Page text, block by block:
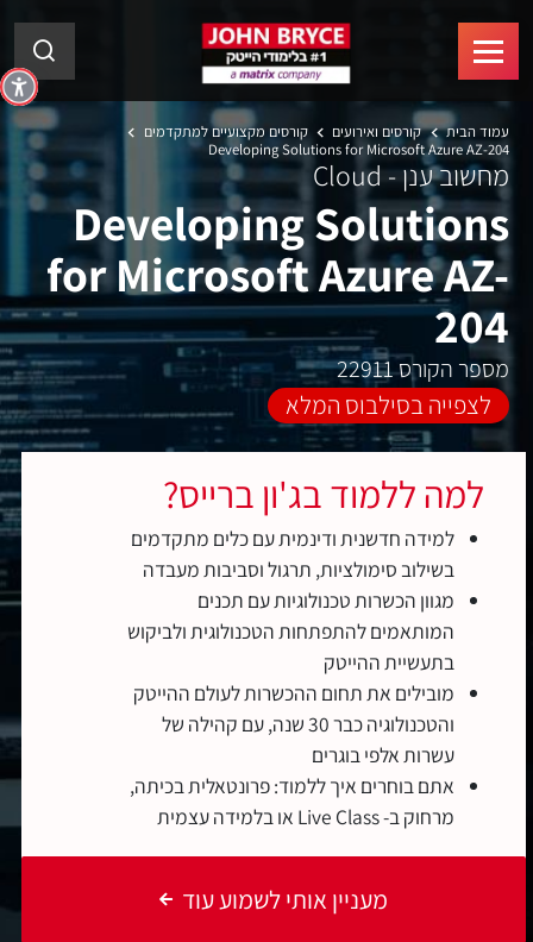
עמוד הבית קורסים ואירועים
קורסים מקצועיים למתקדמים
Developing Solutions for Microsoft Azure AZ-204
מחשוב ענן - Cloud
Developing Solutions
for Microsoft Azure AZ-
204
מספר הקורס 22911
לצפייה בסילבוס המלא
למה ללמוד בג'ון ברייס?
למידה חדשנית ודינמית עם כלים מתקדמים
בשילוב סימולציות, תרגול וסביבות מעבדה
מגוון הכשרות טכנולוגיות עם תכנים
המותאמים להתפתחות הטכנולוגית ולביקוש
בתעשיית ההייטק
מובילים את תחום ההכשרות לעולם ההייטק
והטכנולוגיה כבר 30 שנה, עם קהילה של
עשרות אלפי בוגרים
אתם בוחרים איך ללמוד: פרונטאלית בכיתה,
מרחוק ב- Live Class או בלמידה עצמית
מעניין אותי לשמוע עוד